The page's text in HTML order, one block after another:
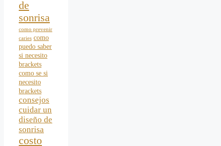
de
sonrisa
como prevenir
caries como
puedo saber
si necesito
brackets
como se si
necesito
brackets
consejos
cuidar un
diseño de
sonrisa
costo